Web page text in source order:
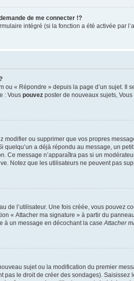
de me connecter !?
intégré (si la fonction a été activée par
ou « Répondre » depuis la page d’un sujet.
: Vous pouvez poster de nouveaux sujets, Vous
modifier ou supprimer que vos propres
a déjà répondu au message, un
Ce message n’apparaîtra pas si un
Notez que les utilisateurs ne peuvent pas
de l’utilisateur. Une fois créée, vous pouvez
« Attacher ma signature » à partir du
à un message en décochant la caseAttacher
sujet ou la modification du premier
pas le droit de créer des sondages).